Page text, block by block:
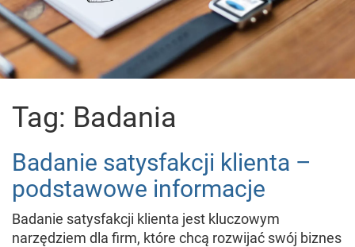
Tag: Badania
Badanie satysfakcji klienta –
podstawowe informacje
Badanie satysfakcji klienta jest kluczowym
narzędziem dla firm, które chcą rozwijać swój biznes